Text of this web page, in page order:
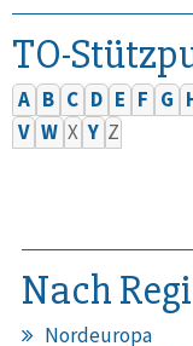
TO-
A B C D E F G
V W X Y Z
Nach
Nordeuropa